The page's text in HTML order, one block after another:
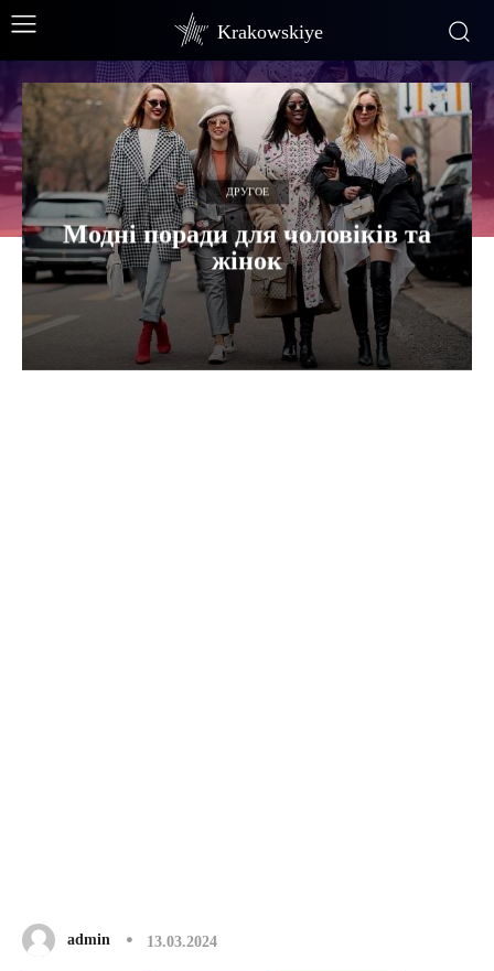
Krakowskiye
ДРУГОЕ
Модні поради для чоловіків та
жінок
admin 13.03.2024